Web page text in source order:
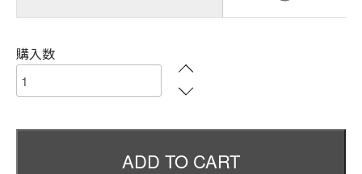
購入数
ADD TO CART